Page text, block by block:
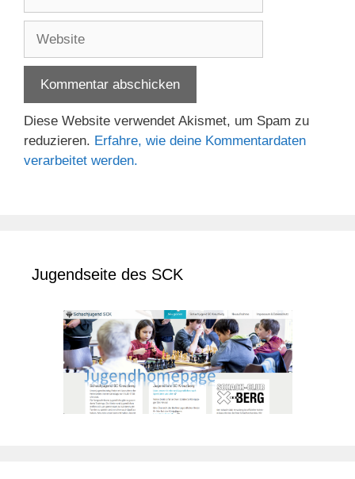
Adresse
Diese Website verwendet Akismet, um Spam zu
reduzieren. Erfahre, wie deine Kommentardaten
verarbeitet werden.
Jugendseite des SCK